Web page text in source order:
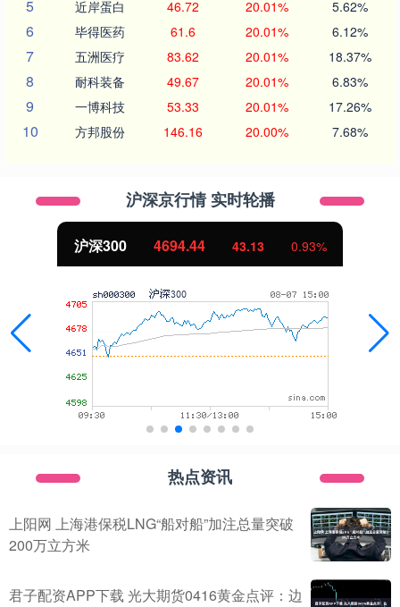
5 近岸蛋白 46.72 20.01% 5.62%
6 毕得医药 61.6 20.01% 6.12%
7 五洲医疗 83.62 20.01% 18.37%
8 耐科装备 49.67 20.01% 6.83%
9 一博科技 53.33 20.01% 17.26%
10 方邦股份 146.16 20.00% 7.68%
沪深京行情 实时轮播
43.13 0.93%
热点资讯
上阳网 上海港保税LNG“船对船”加注总量突破
200万立方米
君子配资APP下载 光大期货0416黄金点评：边